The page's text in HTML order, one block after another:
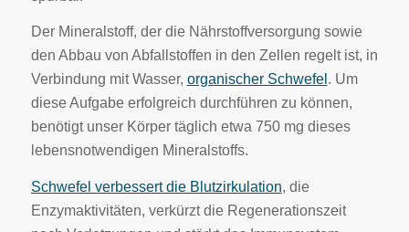
Der Mineralstoff, der die Nährstoffversorgung sowie
den Abbau von Abfallstoffen in den Zellen regelt ist, in
Verbindung mit Wasser, organischer Schwefel . Um
diese Aufgabe erfolgreich durchführen zu können,
benötigt unser Körper täglich etwa 750 mg dieses
lebensnotwendigen Mineralstoffs.
Schwefel verbessert die Blutzirkulation, die
Enzymaktivitäten, verkürzt die Regenerationszeit